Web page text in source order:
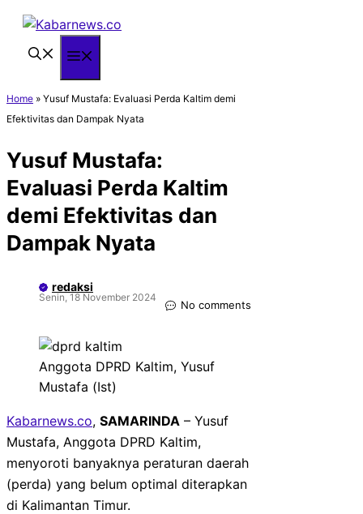
Langsung
Home » Yusuf Mustafa: Evaluasi Perda Kaltim demi
Efektivitas dan Dampak Nyata
Yusuf Mustafa:
Evaluasi Perda Kaltim
demi Efektivitas dan
Dampak Nyata
redaksi
Senin, 18 November 2024
No comments
Anggota DPRD Kaltim, Yusuf
Mustafa (Ist)
Kabarnews.co, SAMARINDA – Yusuf
Mustafa, Anggota DPRD Kaltim,
menyoroti banyaknya peraturan daerah
(perda) yang belum optimal diterapkan
di Kalimantan Timur.